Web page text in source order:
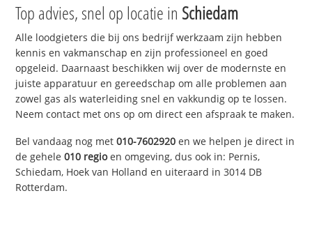
Top advies, snel op locatie in Schiedam
Alle loodgieters die bij ons bedrijf werkzaam zijn hebben
kennis en vakmanschap en zijn professioneel en goed
opgeleid. Daarnaast beschikken wij over de modernste en
juiste apparatuur en gereedschap om alle problemen aan
zowel gas als waterleiding snel en vakkundig op te lossen.
Neem contact met ons op om direct een afspraak te maken.
Bel vandaag nog met010-7602920 en we helpen je direct in
de gehele010 regioen omgeving, dus ook in: Pernis,
Schiedam, Hoek van Holland en uiteraard in 3014 DB
Rotterdam.